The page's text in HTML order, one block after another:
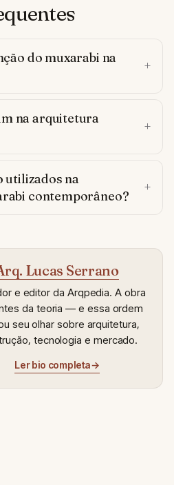
do muxarabi na
na arquitetura
utilizados na
contemporâneo?
Lucas Serrano
e editor da Arqpedia. A obra
da teoria — e essa ordem
seu olhar sobre arquitetura,
tecnologia e mercado.
Ler bio completa→